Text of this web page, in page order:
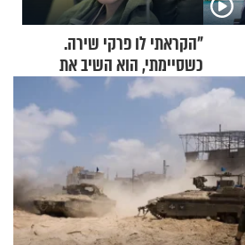
"הקראתי לו פרקי שירה.
כשסיימתי, הוא השיב את
נשמתו לבורא"